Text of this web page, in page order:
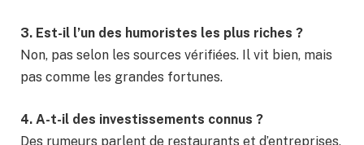
3. Est-il l’un des humoristes les plus riches ?
Non, pas selon les sources vérifiées. Il vit bien, mais
pas comme les grandes fortunes.
4. A-t-il des investissements connus ?
Des rumeurs parlent de restaurants et d’entreprises,